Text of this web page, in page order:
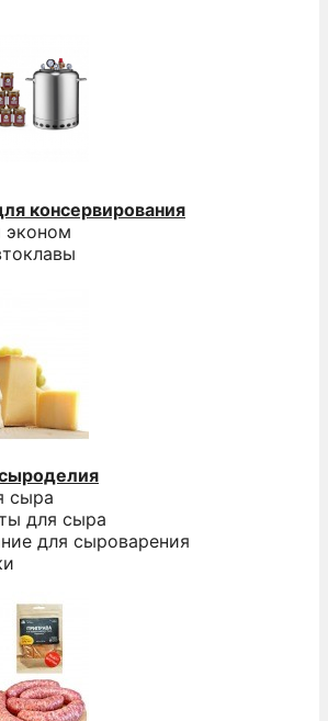
консервирования
эконом
сыра
для сыра
для сыроварения